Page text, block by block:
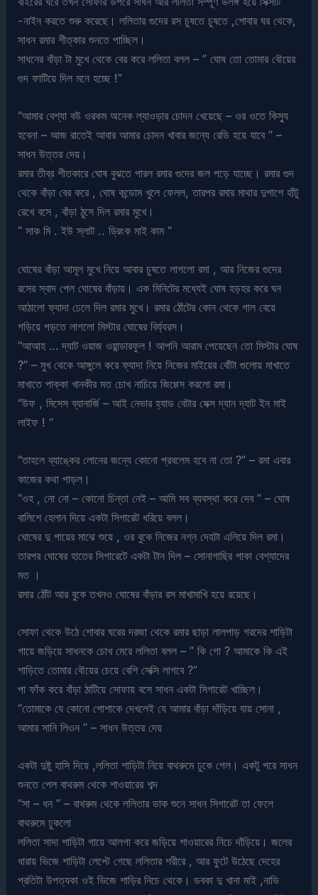
-নাইন করতে শুরু করেছে। ললিতার গুদের রস চুষতে চুষতে ,শোবার ঘর থেকে,
সাধন রমার শীত্কার শুনতে পাচ্ছিল।
সাধনের বাঁড়া টা মুখে থেকে বের করে ললিতা বলল – ” ঘোষ তো তোমার বৌয়ের
গুদ ফাটিয়ে দিল মনে হচ্ছে !”
“আমার বেশ্যা বউ ওরকম অনেক ল্যাওড়ার চোদন খেয়েছে – ওর ওতে কিস্যু
হবেনা – আজ রাতেই আবার আমার চোদন খাবার জন্যে রেডি হয়ে যাবে ” –
সাধন উত্তর দেয়।
রমার তীব্র শীতকারে ঘোষ বুঝতে পারল রমার গুদের জল পড়ে যাচ্ছে। রমার গুদ
থেকে বাঁড়া বের করে , ঘোষ কন্ডোম খুলে ফেলল, তারপর রমার মাথার দুপাশে হাঁটু
রেখে বসে , বাঁড়া ঠুসে দিল রমার মুখে।
” সাক মি . ইউ স্লাট .. ড্রিংক মাই কাম “
ঘোষের বাঁড়া আমূল মুখে নিয়ে আবার চুষতে লাগলো রমা , আর নিজের গুদের
রসের স্বাদ পেল ঘোষের বাঁড়ায়। এক মিনিটের মধ্যেই ঘোষ হড়হর করে ঘন
আঠালো ফ্যাদা ঢেলে দিল রমার মুখে। রমার ঠোঁটের কোন থেকে গাল বেয়ে
গড়িয়ে পড়তে লাগলো মিস্টার ঘোষের বির্য্যরস।
“আআহ … দ্যাট ওয়াজ ওয়ান্ডারফুল ! আপনি আরাম পেয়েছেন তো মিস্টার ঘোষ
?” – মুখ থেকে আঙ্গুলে করে ফ্যাদা নিয়ে নিজের মাইয়ের বোঁটা গুলোয় মাখাতে
মাখাতে পাক্কা খানকীর মত চোখ নাচিয়ে জিগ্গেস করলো রমা।
“উফ , মিসেস ব্যানার্জি – আই নেভার হ্যাড বেটার সেক্স দ্যান দ্যাট ইন মাই
লাইফ ! “
“তাহলে ব্যাঙ্কের লোনের জন্যে কোনো প্রবলেম হবে না তো ?” – রমা এবার
কাজের কথা পাড়ল।
“ওহ , নো নো – কোনো চিন্তা নেই – আমি সব ব্যবস্থা করে দেব ” – ঘোষ
বালিশে হেলান দিয়ে একটা সিগারেট ধরিয়ে বলল।
ঘোষের দু পায়ের মাঝে শুয়ে , ওর বুকে নিজের নগ্ন দেহটা এলিয়ে দিল রমা।
তারপর ঘোষের হাতের সিগারেটে একটা টান দিল – সোনাগাছির পাকা বেশ্যাদের
মত ।
রমার ঠোঁট আর বুকে তখনও ঘোষের বাঁড়ার রস মাখামাখি হয়ে রয়েছে।
সোফা থেকে উঠে শোবার ঘরের দরজা থেকে রমার ছাড়া লালপাড় গরদের শাড়িটা
গায়ে জড়িয়ে সাধনকে চোখ মেরে ললিতা বলল – ” কি গো ? আমাকে কি এই
শাড়িতে তোমার বৌয়ের চেয়ে বেশি সেক্সি লাগবে ?”
পা ফাঁক করে বাঁড়া ঠাটিয়ে সোফায় বসে সাধন একটা সিগারেট খাচ্ছিল।
“তোমাকে যে কোনো পোশাকে দেখলেই যে আমার বাঁড়া দাঁড়িয়ে যায় সোনা ,
আমার সানি লিওন ” – সাধন উত্তর দেয়
একটা দুষ্টু হাসি দিয়ে ,ললিতা শাড়িটা নিয়ে বাথরুমে ঢুকে গেল। একটু পরে সাধন
শুনতে পেল বাথরুম থেকে শাওয়ারের শব্দ
“সা – ধন ” – বাথরুম থেকে ললিতার ডাক শুনে সাধন সিগারেট তা ফেলে
বাথরুমে ঢুকলো
ললিতা সাদা শাড়িটা গায়ে আলগা করে জড়িয়ে শাওয়ারের নিচে দাঁড়িয়ে। জলের
ধারায় ভিজে শাড়িটা লেপ্টে গেছে ললিতার শরীরে , আর ফুটে উঠেছে দেহের
প্রতিটা উপত্যকা ওই ভিজে শাড়ির নিচে থেকে। ডবকা দু খানা মাই ,নাভি